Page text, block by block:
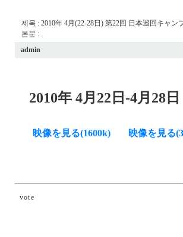
제목 : 2010年 4月(22-28日) 第22回 日本巡回キャン
본문 :
admin
2010年 4月22日-4月28日
映像を見る(1600k) 映像を見る
vote